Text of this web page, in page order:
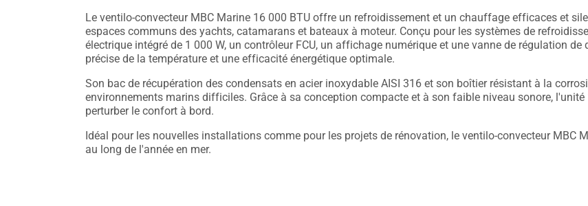
Le ventilo-convecteur MBC Marine 16 000 BTU offre un refroidissement et un chauffage efficaces et
espaces communs des yachts, catamarans et bateaux à moteur. Conçu pour les systèmes de
électrique intégré de 1 000 W, un contrôleur FCU, un affichage numérique et une vanne de régulation
précise de la température et une efficacité énergétique optimale.
Son bac de récupération des condensats en acier inoxydable AISI 316 et son boîtier résistant à la
environnements marins difficiles. Grâce à sa conception compacte et à son faible niveau sonore,
perturber le confort à bord.
Idéal pour les nouvelles installations comme pour les projets de rénovation, le ventilo-convecteur MBC
au long de l'année en mer.